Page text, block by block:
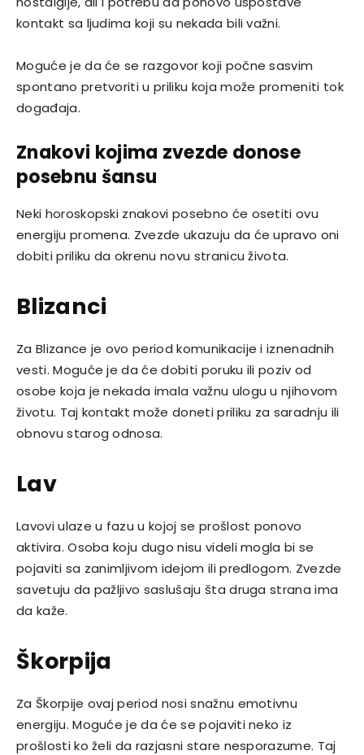
kontakt sa ljudima koji su nekada bili važni.
Moguće je da će se razgovor koji počne sasvim
spontano pretvoriti u priliku koja može promeniti tok
događaja.
Znakovi kojima zvezde donose
posebnu šansu
Neki horoskopski znakovi posebno će osetiti ovu
energiju promena. Zvezde ukazuju da će upravo oni
dobiti priliku da okrenu novu stranicu života.
Blizanci
Za Blizance je ovo period komunikacije i iznenadnih
vesti. Moguće je da će dobiti poruku ili poziv od
osobe koja je nekada imala važnu ulogu u njihovom
životu. Taj kontakt može doneti priliku za saradnju ili
obnovu starog odnosa.
Lav
Lavovi ulaze u fazu u kojoj se prošlost ponovo
aktivira. Osoba koju dugo nisu videli mogla bi se
pojaviti sa zanimljivom idejom ili predlogom. Zvezde
savetuju da pažljivo saslušaju šta druga strana ima
da kaže.
Škorpija
Za Škorpije ovaj period nosi snažnu emotivnu
energiju. Moguće je da će se pojaviti neko iz
prošlosti ko želi da razjasni stare nesporazume. Taj